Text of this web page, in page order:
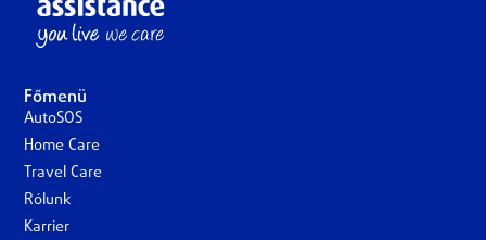
Főmenü
AutoSOS
Home Care
Travel Care
Rólunk
Karrier